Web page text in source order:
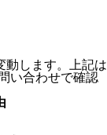
動します。上記は
い合わせで確認